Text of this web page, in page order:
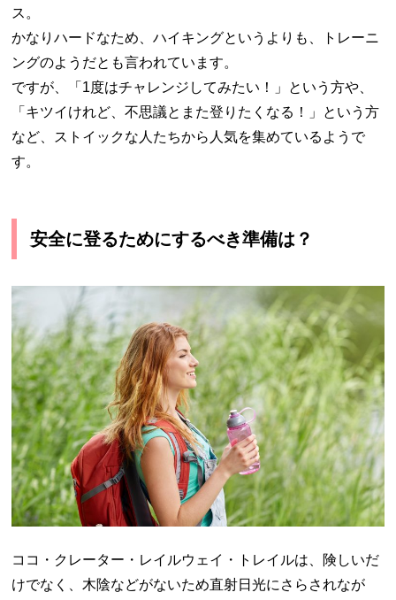
ス。
かなりハードなため、ハイキングというよりも、トレーニ
ングのようだとも言われています。
ですが、「1度はチャレンジしてみたい！」という方や、
「キツイけれど、不思議とまた登りたくなる！」という方
など、ストイックな人たちから人気を集めているようで
す。
安全に登るためにするべき準備は？
ココ・クレーター・レイルウェイ・トレイルは、険しいだ
けでなく、木陰などがないため直射日光にさらされなが